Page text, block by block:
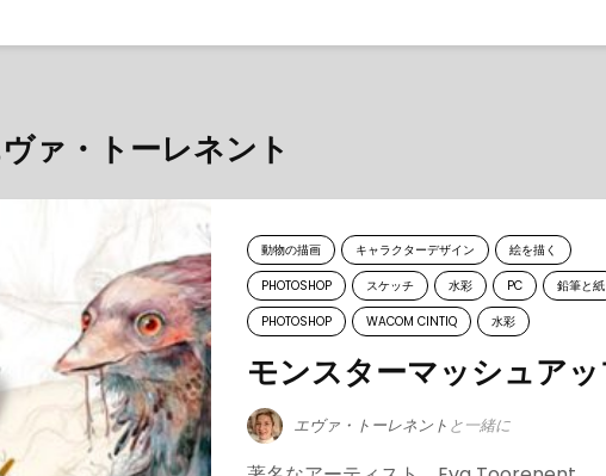
ァ・トーレネント
動物の描画 キャラクターデザイン
絵を描く
PHOTOSHOP
スケッチ 水彩 PC
鉛筆と紙
PHOTOSHOP
WACOM CINTIQ 水彩
エヴァ・トーレネント と一緒に